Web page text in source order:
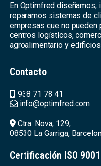
En Optimfred diseñamos,
reparamos sistemas de
empresas que no
centros logísticos,
agroalimentario y
Contacto
938 71 78 41
info@optimfred.com
Ctra. Nova, 129,
08530 La Garriga,
Certificación ISO 9001